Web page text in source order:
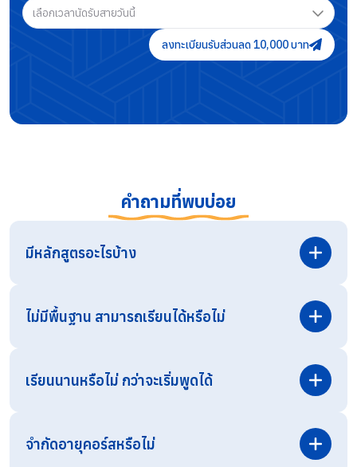
เลือกเวลานัดรับสายวันนี้
ลงทะเบียนรับส่วนลด 10,000 บาท
คำถามที่พบบ่อย
มีหลักสูตรอะไรบ้าง
ไม่มีพื้นฐาน สามารถเรียนได้หรือไม่
เรียนนานหรือไม่ กว่าจะเริ่มพูดได้
จำกัดอายุคอร์สหรือไม่